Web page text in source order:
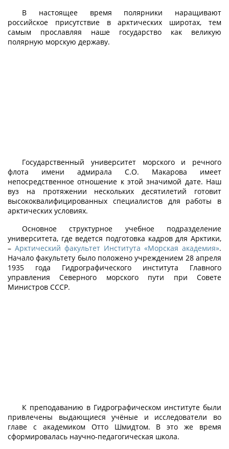
В настоящее время полярники наращивают
российское присутствие в арктических широтах, тем
самым прославляя наше государство как великую
полярную морскую державу.
Государственный университет морского и речного
флота имени адмирала С.О. Макарова имеет
непосредственное отношение к этой значимой дате. Наш
вуз на протяжении нескольких десятилетий готовит
высококвалифицированных специалистов для работы в
арктических условиях.
Основное структурное учебное подразделение
университета, где ведется подготовка кадров для Арктики,
– Арктический факультет Института «Морская академия».
Начало факультету было положено учреждением 28 апреля
1935 года Гидрографического института Главного
управления Северного морского пути при Совете
Министров СССР.
К преподаванию в Гидрографическом институте были
привлечены выдающиеся учёные и исследователи во
главе с академиком Отто Шмидтом. В это же время
сформировалась научно-педагогическая школа.